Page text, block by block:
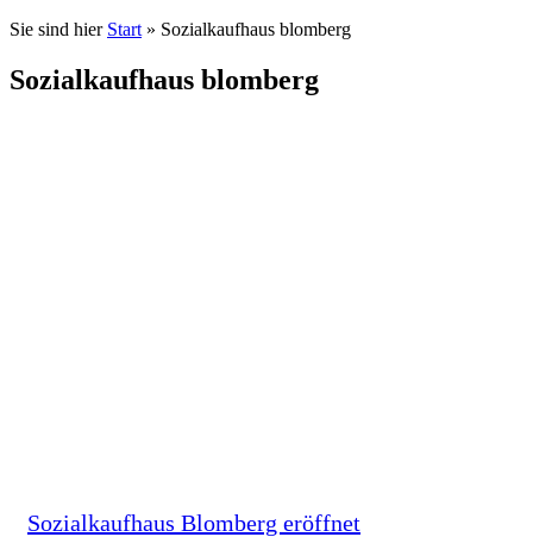
Sie sind hier Start » Sozialkaufhaus blomberg
Sozialkaufhaus blomberg
Sozialkaufhaus Blomberg eröffnet